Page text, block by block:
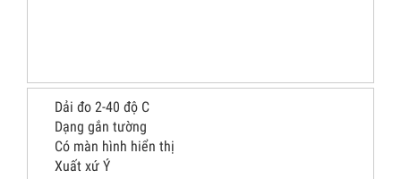
Dải đo 2-40 độ C
Dạng gắn tường
Có màn hình hiển thị
Xuất xứ Ý